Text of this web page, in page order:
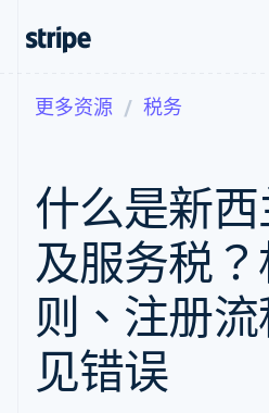
支付
在线支付
Managed
Payments
备案商家解决
方案
Payment links
无代码支付
Checkout
预构建支付界
面
经常性收
按用量计
订阅管理
Invoicing
一次性或
按企业阶段
按应用场景
智能体商务
加密货币
嵌入式金融
财务自动化
文档
库与 SDK
Stripe Apps
指南
实施预建结账流
构建平台或交易
学习
指南
支持
获取支持
更多资源 税务
什么是新
及服务税
则、注册
见错误